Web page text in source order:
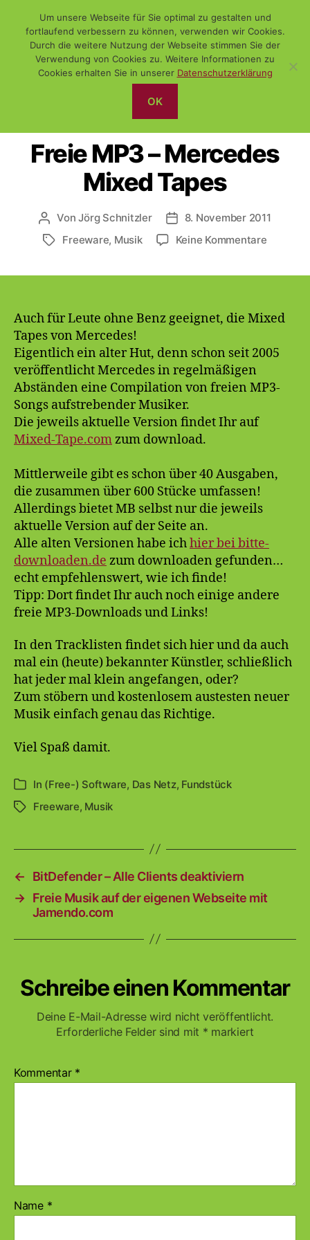
WiSch
Kategorien
(FREE-) SOFTWARE DAS NETZ
Freie MP3 – Mercedes
Mixed Tapes
Beitragsautor
VonJörg Schnitzler Veröffentlichungsdatum
8. November 2011
Schlagwörter
Freeware, Musik Keine Kommentarezu
Mixed
Auch für Leute ohne Benz geeignet, die Mixed
Tapes von Mercedes!
Eigentlich ein alter Hut, denn schon seit 2005
veröffentlicht Mercedes in regelmäßigen
Abständen eine Compilation von freien MP3-
Songs aufstrebender Musiker.
Die jeweils aktuelle Version findet Ihr auf
Mixed-Tape.comzum download.
Mittlerweile gibt es schon über 40 Ausgaben,
die zusammen über 600 Stücke umfassen!
Allerdings bietet MB selbst nur die jeweils
aktuelle Version auf der Seite an.
Alle alten Versionen habe ichhier bei bitte-
downloaden.de zum downloaden gefunden…
echt empfehlenswert, wie ich finde!
Tipp: Dort findet Ihr auch noch einige andere
freie MP3-Downloads und Links!
In den Tracklisten findet sich hier und da auch
mal ein (heute) bekannter Künstler, schließlich
hat jeder mal klein angefangen, oder?
Zum stöbern und kostenlosem austesten neuer
Musik einfach genau das Richtige.
Viel Spaß damit.
Kategorien
In (Free-) Software, Das Netz, Fundstück
Schlagwörter
Freeware, Musik
←
BitDefender – Alle Clients deaktiviern
→ Freie Musik auf der eigenen Webseite mit
Jamendo.com
Schreibe einen Kommentar
Deine E-Mail-Adresse wird nicht veröffentlicht.
Erforderliche Felder sind mit * markiert
Kommentar *
Name *
Um unsere Webseite für Sie optimal zu gestalten und
fortlaufend verbessern zu können, verwenden wir Cookies.
Durch die weitere Nutzung der Webseite stimmen Sie der
Verwendung von Cookies zu. Weitere Informationen zu
Cookies erhalten Sie in unserer Datenschutzerklärung
OK